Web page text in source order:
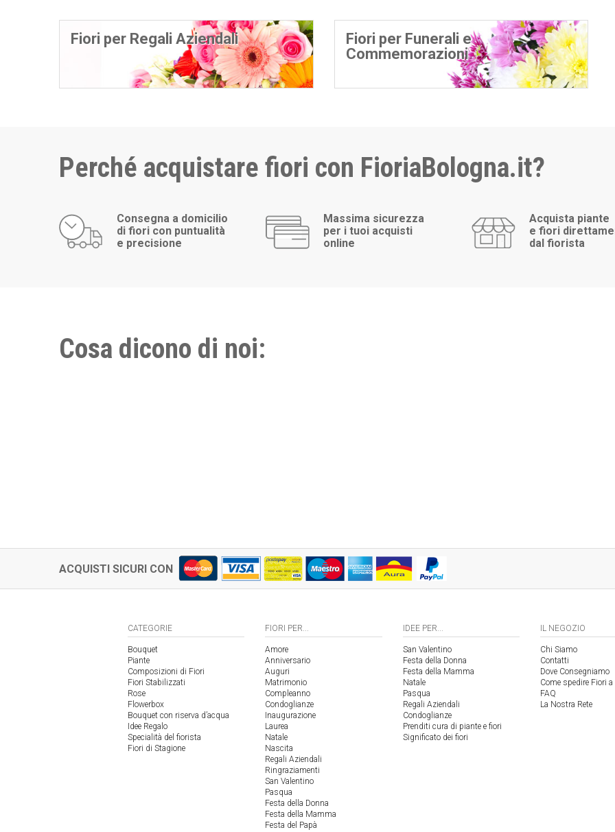
Fiori per Regali Aziendali
Fiori per Funerali e
Commemorazioni
Perché acquistare fiori con FioriaBologna.it?
Consegna a domicilio
di fiori con puntualità
e precisione
Massima sicurezza
per i tuoi acquisti
online
Acquista piante
e fiori
dal fiorista
Cosa dicono di noi:
ACQUISTI SICURI CON
CATEGORIE
Bouquet
Piante
Composizioni di Fiori
Fiori Stabilizzati
Rose
Flowerbox
Bouquet con riserva d’acqua
Idee Regalo
Specialità del fiorista
Fiori di Stagione
FIORI PER...
Amore
Anniversario
Auguri
Matrimonio
Compleanno
Condoglianze
Inaugurazione
Laurea
Natale
Nascita
Regali Aziendali
Ringraziamenti
San Valentino
Pasqua
Festa della Donna
Festa della Mamma
Festa del Papà
IDEE PER...
San Valentino
Festa della Donna
Festa della Mamma
Natale
Pasqua
Regali Aziendali
Condoglianze
Prenditi cura di piante e fiori
Significato dei fiori
IL NEGOZIO
Chi Siamo
Contatti
Dove Consegniamo
Come spedire Fiori
FAQ
La Nostra Rete